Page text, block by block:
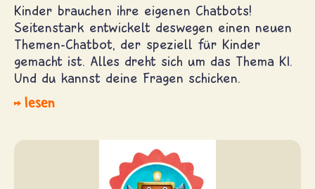
Kinder brauchen ihre eigenen Chatbots!
Seitenstark entwickelt deswegen einen neuen
Themen-Chatbot, der speziell für Kinder
gemacht ist. Alles dreht sich um das Thema KI.
Und du kannst deine Fragen schicken.
lesen